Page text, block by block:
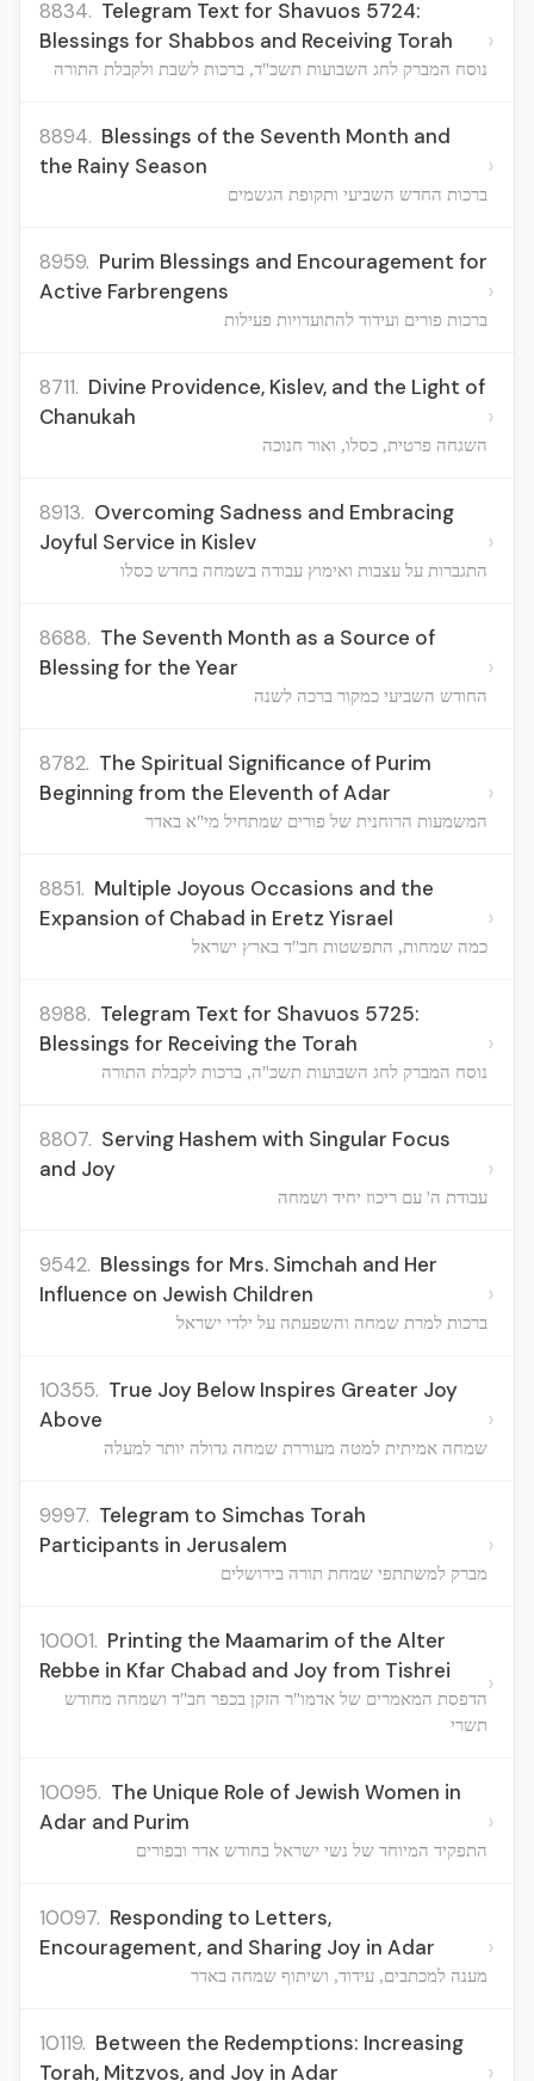
8834. Telegram Text for Shavuos 5724:
Blessings for Shabbos and Receiving Torah
נוסח המברק לחג השבועות תשכ"ד, ברכות לשבת ולקבלת התורה
›
8894. Blessings of the Seventh Month and
the Rainy Season
ברכות החדש השביעי ותקופת הגשמים
›
8959. Purim Blessings and Encouragement for
Active Farbrengens
ברכות פורים ועידוד להתועדויות פעילות
›
8711. Divine Providence, Kislev, and the Light of
Chanukah
השגחה פרטית, כסלו, ואור חנוכה
›
8913. Overcoming Sadness and Embracing
Joyful Service in Kislev
התגברות על עצבות ואימוץ עבודה בשמחה בחדש כסלו
›
8688. The Seventh Month as a Source of
Blessing for the Year
החודש השביעי כמקור ברכה לשנה
›
8782. The Spiritual Significance of Purim
Beginning from the Eleventh of Adar
המשמעות הרוחנית של פורים שמתחיל מי"א באדר
›
8851. Multiple Joyous Occasions and the
Expansion of Chabad in Eretz Yisrael
כמה שמחות, התפשטות חב"ד בארץ ישראל
›
8988. Telegram Text for Shavuos 5725:
Blessings for Receiving the Torah
נוסח המברק לחג השבועות תשכ"ה, ברכות לקבלת התורה
›
8807. Serving Hashem with Singular Focus
and Joy
עבודת ה' עם ריכוז יחיד ושמחה
›
9542. Blessings for Mrs. Simchah and Her
Influence on Jewish Children
ברכות למרת שמחה והשפעתה על ילדי ישראל
›
10355. True Joy Below Inspires Greater Joy
Above
שמחה אמיתית למטה מעוררת שמחה גדולה יותר למעלה
›
9997. Telegram to Simchas Torah
Participants in Jerusalem
מברק למשתתפי שמחת תורה בירושלים
›
10001. Printing the Maamarim of the Alter
Rebbe in Kfar Chabad and Joy from Tishrei
הדפסת המאמרים של אדמו"ר הזקן בכפר חב"ד ושמחה מחודש
תשרי
›
10095. The Unique Role of Jewish Women in
Adar and Purim
התפקיד המיוחד של נשי ישראל בחודש אדר ובפורים
›
10097. Responding to Letters,
Encouragement, and Sharing Joy in Adar
מענה למכתבים, עידוד, ושיתוף שמחה באדר
›
10119. Between the Redemptions: Increasing
Torah, Mitzvos, and Joy in Adar
›